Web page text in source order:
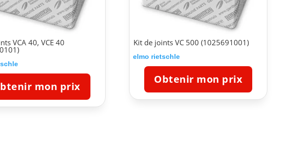
VCA 40, VCE 40
mon prix
Kit de joints VC 500 (1025691001)
elmo rietschle
Obtenir mon prix